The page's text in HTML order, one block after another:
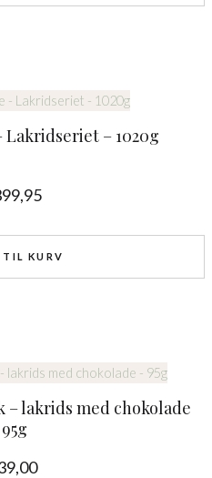
– 1020g
KURV
– lakrids med chokolade